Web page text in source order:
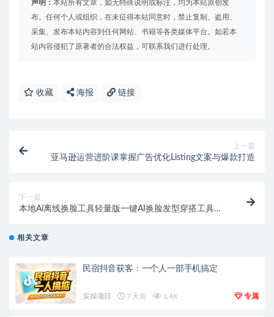
声明： 本站所有文章，如无特殊说明或标注，均为本站原创发
布。任何个人或组织，在未征得本站同意时，禁止复制、盗用、
采集、发布本站内容到任何网站、书籍等各类媒体平台。如若本
站内容侵犯了原著者的合法权益，可联系我们进行处理。
收藏 海报 链接
上一篇
亚马逊运营进阶课掌握广告优化Listing文案与爆款打造
下一篇
本地Ai离线换脸工具轻量版一键AI换脸发型穿搭工具
相关文章
民宿抖音获客：一个人一部手机搞定
实操项目 7 天前 1.4K 专属